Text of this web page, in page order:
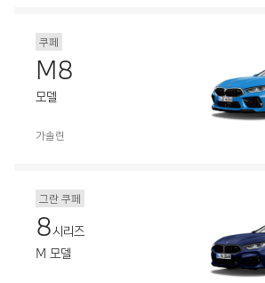
쿠페
M8
모델
가솔린
그란 쿠페
8시리즈
M 모델